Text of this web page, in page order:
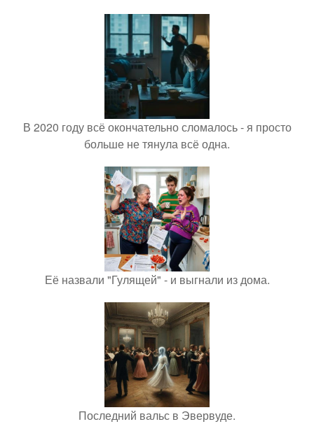
В 2020 году всё окончательно сломалось - я просто
больше не тянула всё одна.
Её назвали "Гулящей" - и выгнали из дома.
Последний вальс в Эвервуде.